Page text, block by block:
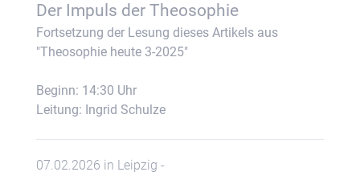
Der Impuls der Theosophie
Fortsetzung der Lesung dieses Artikels aus
"Theosophie heute 3-2025"
Beginn: 14:30 Uhr
Leitung: Ingrid Schulze
07.02.2026 in Leipzig -